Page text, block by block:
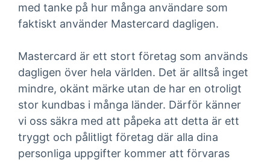
med tanke på hur många användare som
faktiskt använder Mastercard dagligen.
Mastercard är ett stort företag som används
dagligen över hela världen. Det är alltså inget
mindre, okänt märke utan de har en otroligt
stor kundbas i många länder. Därför känner
vi oss säkra med att påpeka att detta är ett
tryggt och pålitligt företag där alla dina
personliga uppgifter kommer att förvaras